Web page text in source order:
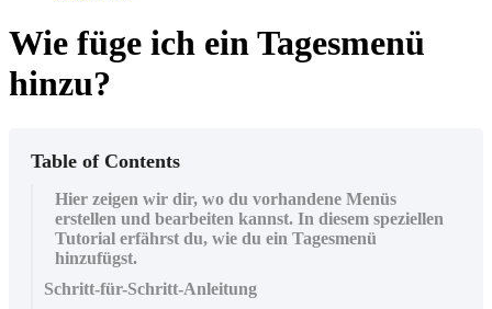
Wie füge ich ein Tagesmenü
hinzu?
Table of Contents
Hier zeigen wir dir, wo du vorhandene Menüs
erstellen und bearbeiten kannst. In diesem speziellen
Tutorial erfährst du, wie du ein Tagesmenü
hinzufügst.
Schritt-für-Schritt-Anleitung